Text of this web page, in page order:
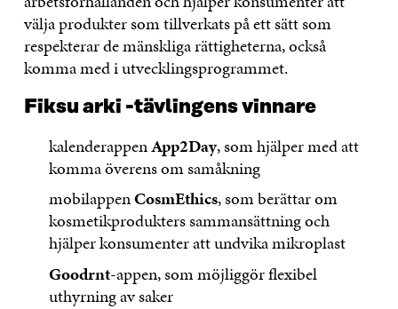
välja produkter som tillverkats på ett sätt som
respekterar de mänskliga rättigheterna, också
komma med i utvecklingsprogrammet.
Fiksu arki -tävlingens vinnare
kalenderappenApp2Day, som hjälper med att
komma överens om samåkning
mobilappenCosmEthics, som berättar om
kosmetikprodukters sammansättning och
hjälper konsumenter att undvika mikroplast
Goodrnt-appen, som möjliggör flexibel
uthyrning av saker